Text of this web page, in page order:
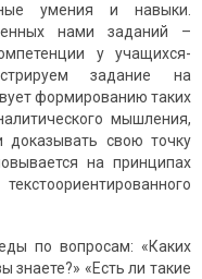
умения и навыки.
нами заданий –
у учащихся-
задание на
формированию таких
мышления,
доказывать свою точку
на принципах
по вопросам: «Каких
знаете?» «Есть ли такие